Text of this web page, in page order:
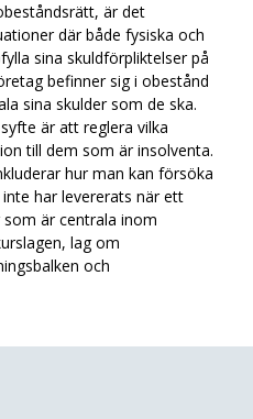
är det
där både fysiska och
sina skuldförpliktelser på
befinner sig i obestånd
sina skulder som de ska.
är att reglera vilka
till dem som är insolventa.
hur man kan försöka
har levererats när ett
är centrala inom
lag om
och